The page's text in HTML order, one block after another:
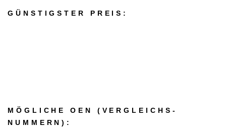
GÜNSTIGSTER PREIS:
MÖGLICHE OEN (VERGLEICHS­
NUMMERN):